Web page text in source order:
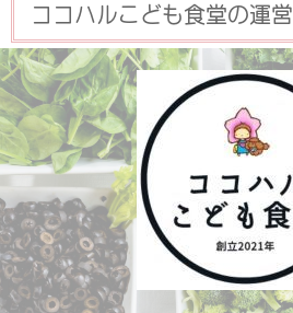
ココハルこども食堂の運営